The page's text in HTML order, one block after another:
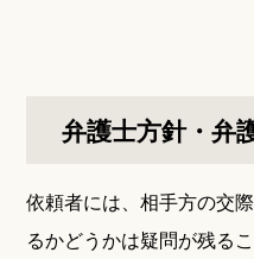
弁護士方針・弁
依頼者には、相手方の交
るかどうかは疑問が残る